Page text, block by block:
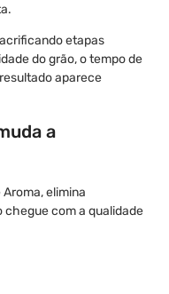
etapas
do grão, o tempo de
aparece
a
elimina
chegue com a qualidade